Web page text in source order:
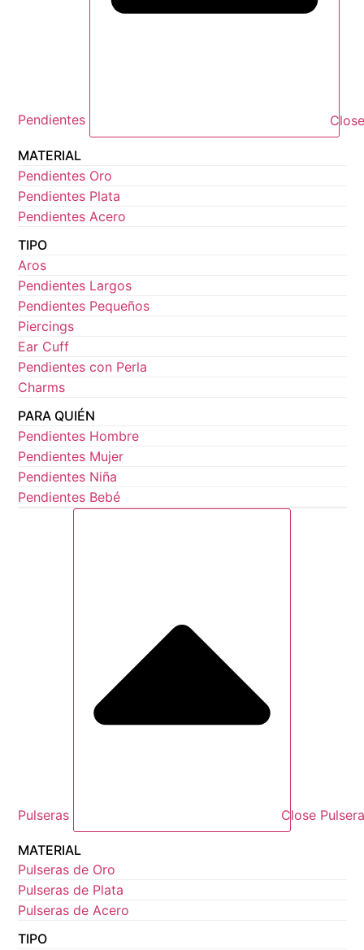
Pendientes
MATERIAL
Pendientes Oro
Pendientes Plata
Pendientes Acero
TIPO
Aros
Pendientes Largos
Pendientes Pequeños
Piercings
Ear Cuff
Pendientes con Perla
Charms
PARA QUIÉN
Pendientes Hombre
Pendientes Mujer
Pendientes Niña
Pendientes Bebé
Pulseras Close
MATERIAL
Pulseras de Oro
Pulseras de Plata
Pulseras de Acero
TIPO